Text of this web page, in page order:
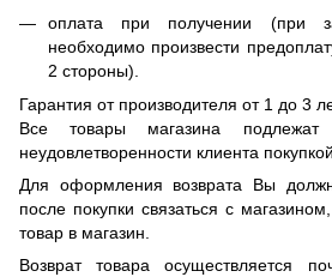
оплата при получении (при
необходимо произвести
2 стороны).
Гарантия от производителя от 1 до 3
Все товары магазина подлежат
неудовлетворенности клиента покупкой.
Для оформления возврата Вы
после покупки связаться с
товар в магазин.
Возврат товара осуществляется